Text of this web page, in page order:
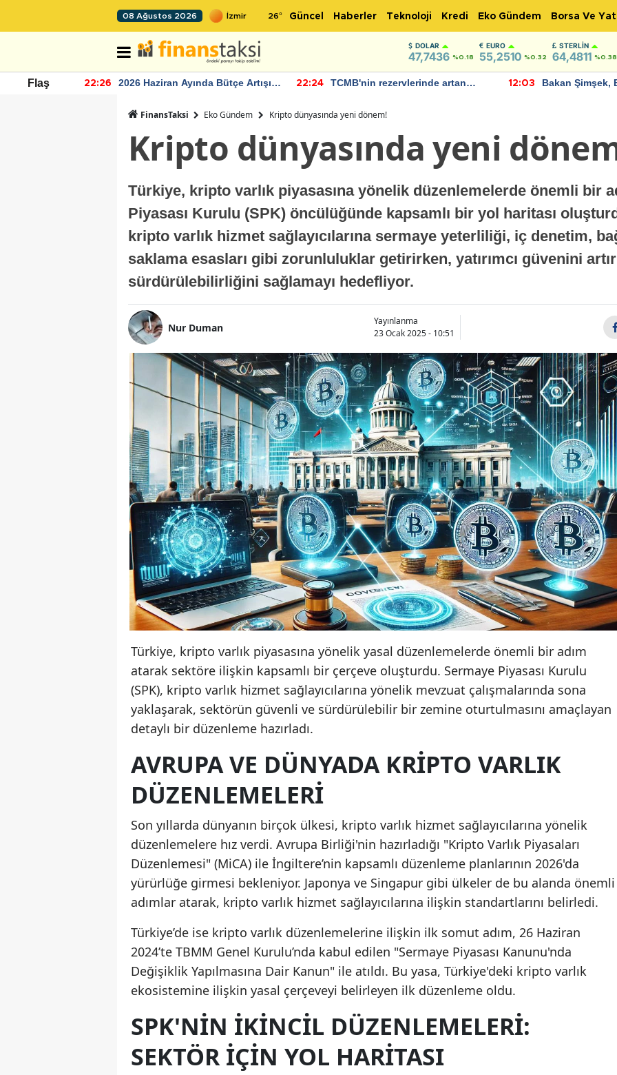
08 Ağustos 2026 26° Güncel Haberler Teknoloji Kredi Eko Gündem Borsa Ve
DOLAR
47,7436 %0.18
EURO
55,2510 %0.32
STERLIN
64,4811 %0.38
Flaş 22:26
2026 Haziran Ayında Bütçe Artışı
22:24
TCMB'nin rezervlerinde artan
12:03
Bakan Şimşek,
FinansTaksi Eko Gündem Kripto dünyasında yeni dönem!
Kripto dünyasında yeni
Türkiye, kripto varlık piyasasına yönelik düzenlemelerde önemli bir
Piyasası Kurulu (SPK) öncülüğünde kapsamlı bir yol haritası
kripto varlık hizmet sağlayıcılarına sermaye yeterliliği, iç denetim,
saklama esasları gibi zorunluluklar getirirken, yatırımcı güvenini
sürdürülebilirliğini sağlamayı hedefliyor.
Nur Duman
Yayınlanma
23 Ocak 2025 - 10:51
Türkiye, kripto varlık piyasasına yönelik yasal düzenlemelerde önemli bir adım
atarak sektöre ilişkin kapsamlı bir çerçeve oluşturdu. Sermaye Piyasası Kurulu
(SPK), kripto varlık hizmet sağlayıcılarına yönelik mevzuat çalışmalarında sona
yaklaşarak, sektörün güvenli ve sürdürülebilir bir zemine oturtulmasını amaçlayan
detaylı bir düzenleme hazırladı.
AVRUPA VE DÜNYADA KRIPTO VARLIK
DÜZENLEMELERI
Son yıllarda dünyanın birçok ülkesi, kripto varlık hizmet sağlayıcılarına yönelik
düzenlemelere hız verdi. Avrupa Birliği'nin hazırladığı "Kripto Varlık Piyasaları
Düzenlemesi" (MiCA) ile İngiltere’nin kapsamlı düzenleme planlarının 2026'da
yürürlüğe girmesi bekleniyor. Japonya ve Singapur gibi ülkeler de bu alanda önemli
adımlar atarak, kripto varlık hizmet sağlayıcılarına ilişkin standartlarını belirledi.
Türkiye’de ise kripto varlık düzenlemelerine ilişkin ilk somut adım, 26 Haziran
2024’te TBMM Genel Kurulu’nda kabul edilen "Sermaye Piyasası Kanunu'nda
Değişiklik Yapılmasına Dair Kanun" ile atıldı. Bu yasa, Türkiye'deki kripto varlık
ekosistemine ilişkin yasal çerçeveyi belirleyen ilk düzenleme oldu.
SPK'NIN İKINCIL DÜZENLEMELERI:
SEKTÖR IÇIN YOL HARITASI